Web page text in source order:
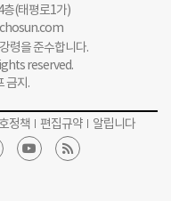
층(태평로1가)
령을 준수합니다.
reserved.
금지.
정책 편집규약 알립니다